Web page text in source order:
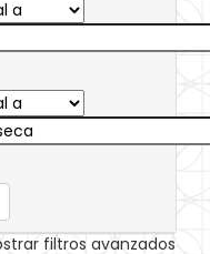
filtros avanzados